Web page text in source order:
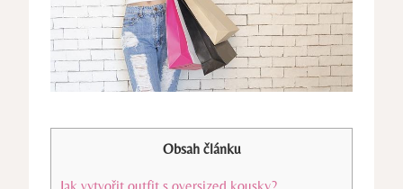
Obsah článku